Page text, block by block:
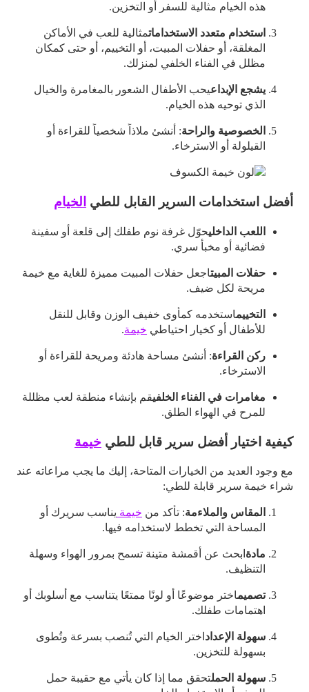
هذه الخيام مثالية للسفر أو التخزين.
استخدام متعدد الاستخداماتمثالية للعب في الأماكن
المغلقة، أو حفلات المبيت، أو التخييم، أو حتى كمكان
مظلل في الفناء الخلفي لمنزلك.
يشجع الإبداعيحب الأطفال الشعور بالمغامرة والخيال
الذي توحيه هذه الخيام.
الخصوصية والراحة: أنشئ ملاذاً شخصياً للقراءة أو
القيلولة أو الاسترخاء.
أفضل استخدامات السرير القابل للطي الخيام
اللعب الداخليحوّل غرفة نوم طفلك إلى قلعة أو سفينة
فضائية أو مخبأ سري.
حفلات المبيتاجعل حفلات المبيت مميزة للغاية مع خيمة
مريحة لكل ضيف.
التخييماستخدمه كمأوى خفيف الوزن وقابل للنقل
للأطفال أو كخيار احتياطي خيمة.
ركن القراءة: أنشئ مساحة هادئة ومريحة للقراءة أو
الاسترخاء.
مغامرات في الفناء الخلفيقم بإنشاء منطقة لعب مظللة
للمرح في الهواء الطلق.
كيفية اختيار أفضل سرير قابل للطي خيمة
مع وجود العديد من الخيارات المتاحة، إليك ما يجب مراعاته عند
شراء خيمة سرير قابلة للطي:
المقاس والملاءمة: تأكد من خيمة يناسب سريرك أو
المساحة التي تخطط لاستخدامه فيها.
مادة ابحث عن أقمشة متينة تسمح بمرور الهواء وسهلة
التنظيف.
تصميماختر موضوعًا أو لونًا ممتعًا يتناسب مع أسلوبك أو
اهتمامات طفلك.
سهولة الإعداد اختر الخيام التي تُنصب بسرعة وتُطوى
بسهولة للتخزين.
سهولة الحملتحقق مما إذا كان يأتي مع حقيبة حمل